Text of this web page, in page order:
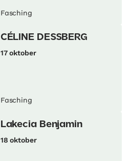
Fasching
CÉLINE DESSBERG
17 oktober
Fasching
Lakecia Benjamin
18 oktober